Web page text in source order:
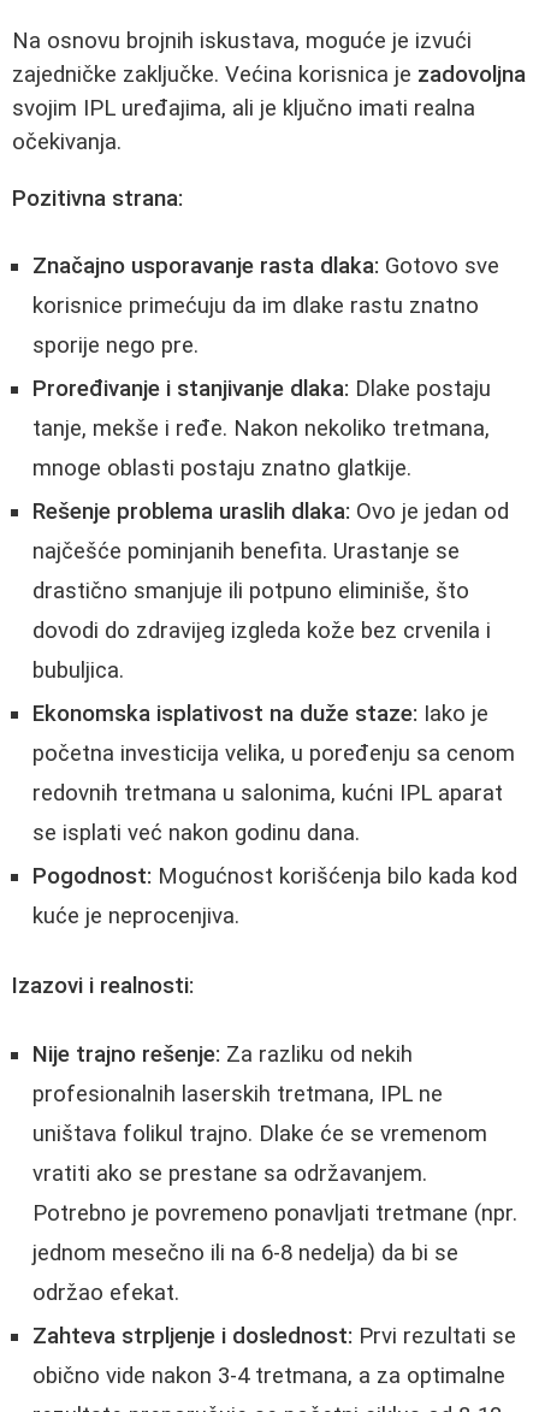
Na osnovu brojnih iskustava, moguće je izvući
zajedničke zaključke. Većina korisnica je zadovoljna
svojim IPL uređajima, ali je ključno imati realna
očekivanja.
Pozitivna strana:
Značajno usporavanje rasta dlaka: Gotovo sve
korisnice primećuju da im dlake rastu znatno
sporije nego pre.
Proređivanje i stanjivanje dlaka: Dlake postaju
tanje, mekše i ređe. Nakon nekoliko tretmana,
mnoge oblasti postaju znatno glatkije.
Rešenje problema uraslih dlaka: Ovo je jedan od
najčešće pominjanih benefita. Urastanje se
drastično smanjuje ili potpuno eliminiše, što
dovodi do zdravijeg izgleda kože bez crvenila i
bubuljica.
Ekonomska isplativost na duže staze: Iako je
početna investicija velika, u poređenju sa cenom
redovnih tretmana u salonima, kućni IPL aparat
se isplati već nakon godinu dana.
Pogodnost: Mogućnost korišćenja bilo kada kod
kuće je neprocenjiva.
Izazovi i realnosti:
Nije trajno rešenje: Za razliku od nekih
profesionalnih laserskih tretmana, IPL ne
uništava folikul trajno. Dlake će se vremenom
vratiti ako se prestane sa održavanjem.
Potrebno je povremeno ponavljati tretmane (npr.
jednom mesečno ili na 6-8 nedelja) da bi se
održao efekat.
Zahteva strpljenje i doslednost: Prvi rezultati se
obično vide nakon 3-4 tretmana, a za optimalne